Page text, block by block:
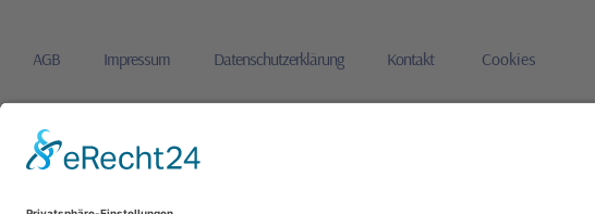
AGB Impressum Datenschutzerklärung Kontakt Cookies
;